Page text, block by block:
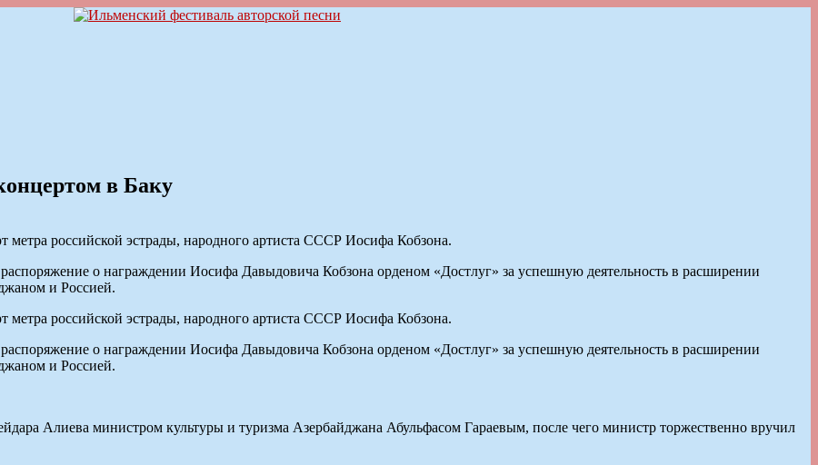
в Баку
метра российской эстрады, народного артиста СССР Иосифа Кобзона.
о награждении Иосифа Давыдовича Кобзона орденом «Достлуг» за успешную деятельность в расширении
и Россией.
метра российской эстрады, народного артиста СССР Иосифа Кобзона.
о награждении Иосифа Давыдовича Кобзона орденом «Достлуг» за успешную деятельность в расширении
и Россией.
Алиева министром культуры и туризма Азербайджана Абульфасом Гараевым, после чего министр торжественно вручил